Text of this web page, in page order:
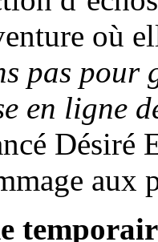
où
pas
en ligne
Désiré
aux